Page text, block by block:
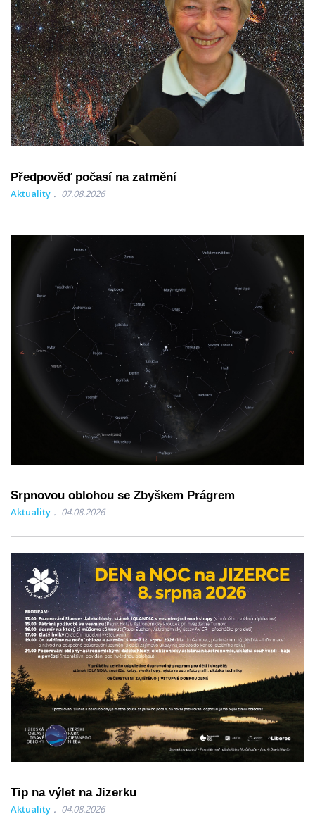
Předpověď počasí na zatmění
Aktuality 07.08.2026
Srpnovou oblohou se Zbyškem Prágrem
Aktuality 04.08.2026
Tip na výlet na Jizerku
Aktuality 04.08.2026